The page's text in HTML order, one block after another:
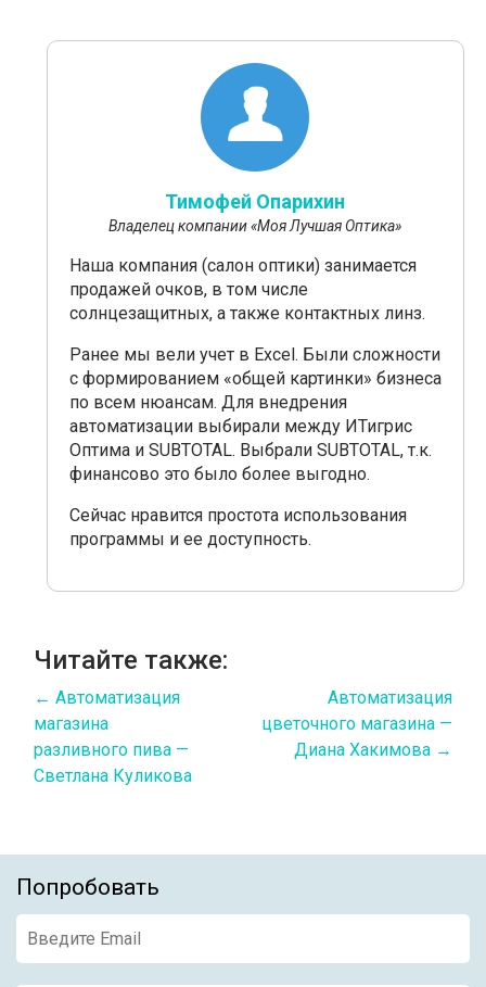
Тимофей Опарихин
Владелец компании «Моя Лучшая Оптика»
Наша компания (салон оптики) занимается
продажей очков, в том числе
солнцезащитных, а также контактных линз.
Ранее мы вели учет в Excel. Были сложности
с формированием «общей картинки» бизнеса
по всем нюансам. Для внедрения
автоматизации выбирали между ИТигрис
Оптима и SUBTOTAL. Выбрали SUBTOTAL, т.к.
финансово это было более выгодно.
Сейчас нравится простота использования
программы и ее доступность.
Читайте также:
← Автоматизация
магазина
разливного пива —
Светлана Куликова
Автоматизация
цветочного магазина —
Диана Хакимова →
Попробовать